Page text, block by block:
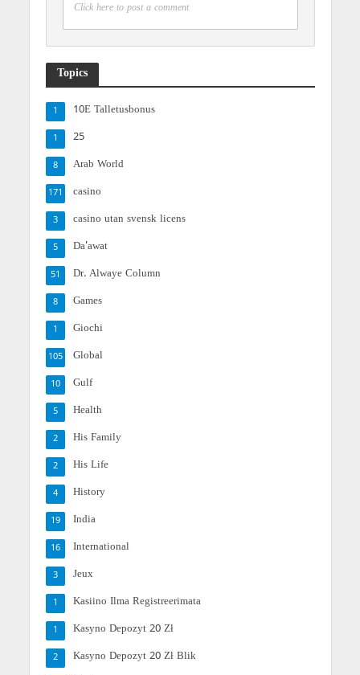
Click here to post a comment
Topics
10E Talletusbonus
1
25
1
Arab World
8
casino
171
casino utan svensk licens
3
Da'awat
5
Dr. Alwaye Column
51
Games
8
Giochi
1
Global
105
Gulf
10
Health
5
His Family
2
His Life
2
History
4
India
19
International
16
Jeux
3
Kasiino Ilma Registreerimata
1
Kasyno Depozyt 20 Zł
1
Kasyno Depozyt 20 Zł Blik
2